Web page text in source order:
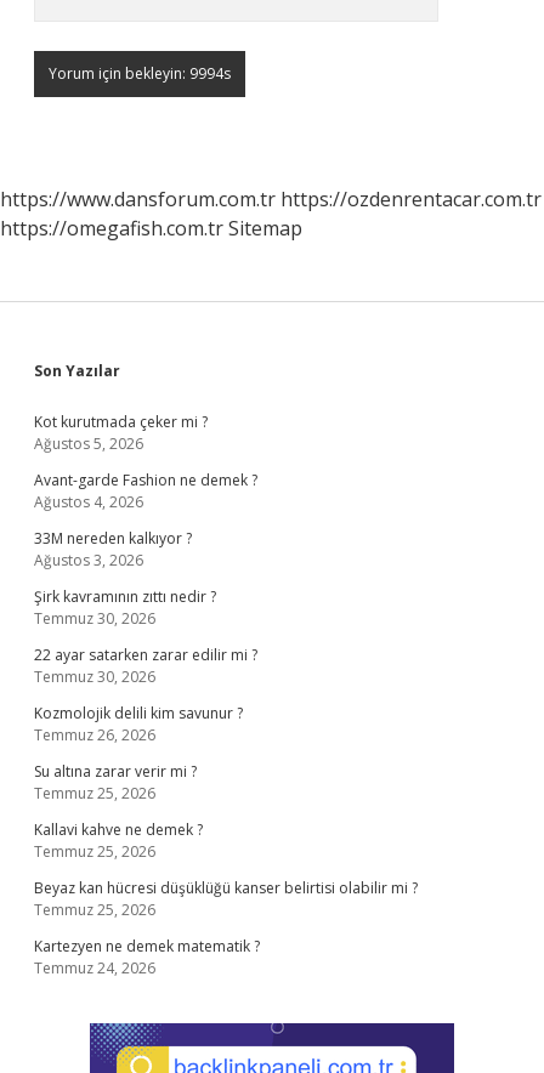
https://www.dansforum.com.tr https://ozdenrentacar.com.tr
https://omegafish.com.trSitemap
Sidebar
Son Yazılar
Kot kurutmada çeker mi ?
Ağustos 5, 2026
Avant-garde Fashion ne demek ?
Ağustos 4, 2026
33M nereden kalkıyor ?
Ağustos 3, 2026
Şirk kavramının zıttı nedir ?
Temmuz 30, 2026
22 ayar satarken zarar edilir mi ?
Temmuz 30, 2026
Kozmolojik delili kim savunur ?
Temmuz 26, 2026
Su altına zarar verir mi ?
Temmuz 25, 2026
Kallavi kahve ne demek ?
Temmuz 25, 2026
Beyaz kan hücresi düşüklüğü kanser belirtisi olabilir mi ?
Temmuz 25, 2026
Kartezyen ne demek matematik ?
Temmuz 24, 2026